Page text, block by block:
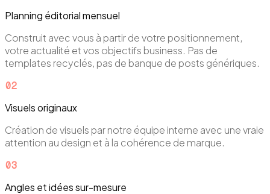
Planning éditorial mensuel
Construit avec vous à partir de votre positionnement,
votre actualité et vos objectifs business. Pas de
templates recyclés, pas de banque de posts génériques.
02
Visuels originaux
Création de visuels par notre équipe interne avec une vraie
attention au design et à la cohérence de marque.
03
Angles et idées sur-mesure